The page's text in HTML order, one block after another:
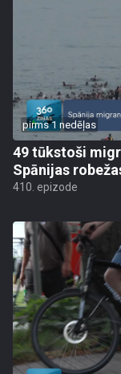
pirms 1 nedēļas
49 tūkstoši
Spānijas
410. epizode